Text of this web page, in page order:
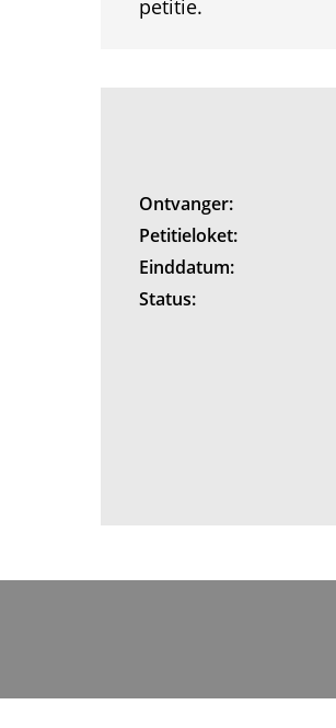
petitie.
Ontvanger:
Petitieloket:
Einddatum:
Status: